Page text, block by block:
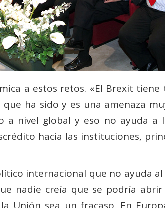
a estos retos. «El Brexit
ha sido y es una amenaza
a nivel global y eso no ayuda a
hacia las instituciones,
internacional que no ayuda
nadie creía que se podría
Unión sea un fracaso. En